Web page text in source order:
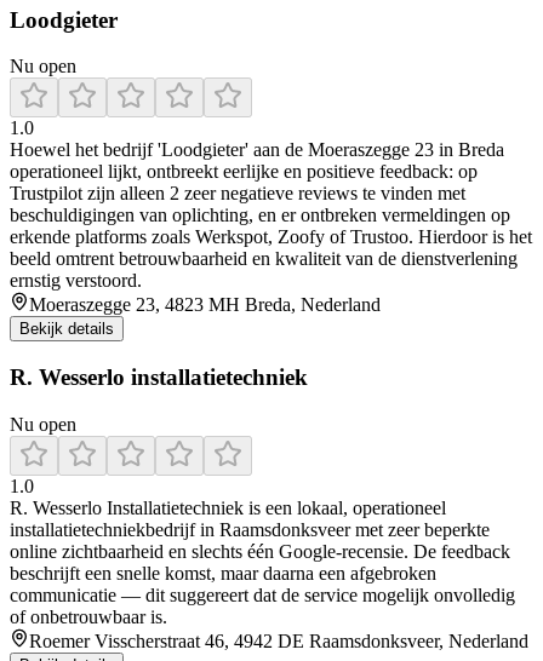
Loodgieter
Nu open
1.0
Hoewel het bedrijf 'Loodgieter' aan de Moeraszegge 23 in Breda
operationeel lijkt, ontbreekt eerlijke en positieve feedback: op
Trustpilot zijn alleen 2 zeer negatieve reviews te vinden met
beschuldigingen van oplichting, en er ontbreken vermeldingen op
erkende platforms zoals Werkspot, Zoofy of Trustoo. Hierdoor is het
beeld omtrent betrouwbaarheid en kwaliteit van de dienstverlening
ernstig verstoord.
Moeraszegge 23, 4823 MH Breda, Nederland
Bekijk details
R. Wesserlo installatietechniek
Nu open
1.0
R. Wesserlo Installatietechniek is een lokaal, operationeel
installatietechniekbedrijf in Raamsdonksveer met zeer beperkte
online zichtbaarheid en slechts één Google‑recensie. De feedback
beschrijft een snelle komst, maar daarna een afgebroken
communicatie — dit suggereert dat de service mogelijk onvolledig
of onbetrouwbaar is.
Roemer Visscherstraat 46, 4942 DE Raamsdonksveer, Nederland